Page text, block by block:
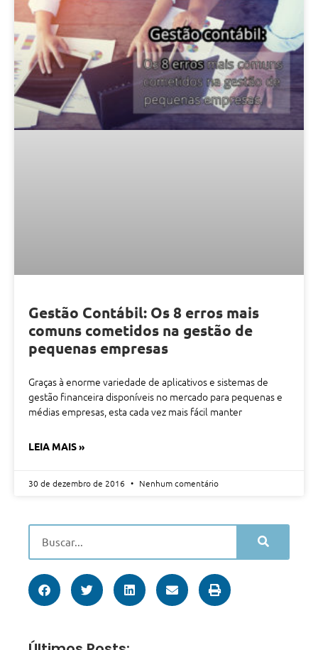
Gestão Contábil: Os 8 erros mais
comuns cometidos na gestão de
pequenas empresas
Graças à enorme variedade de aplicativos e sistemas de
gestão financeira disponíveis no mercado para pequenas e
médias empresas, esta cada vez mais fácil manter
LEIA MAIS »
30 de dezembro de 2016 Nenhum comentário